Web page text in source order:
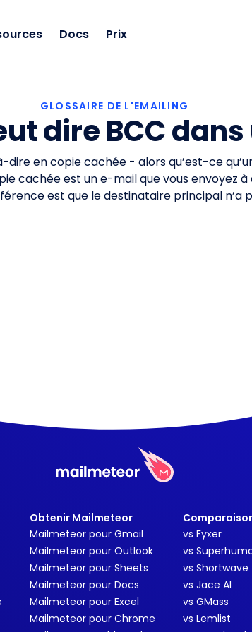
Docs Prix
GLOSSAIRE DE L'EMAILING
dire BCC
dire en copie cachée - alors qu’est-ce
cachée est un e-mail que vous envoyez à
est que le destinataire principal n’a
Obtenir Mailmeteor
Mailmeteor pour Gmail
Mailmeteor pour Outlook
Mailmeteor pour Sheets
Mailmeteor pour Docs
Mailmeteor pour Excel
Mailmeteor pour Chrome
vs Fyxer
vs
vs Shortwave
vs Jace AI
vs GMass
vs Lemlist